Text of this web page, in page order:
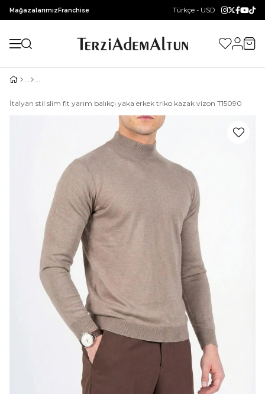
MağazalarımızFranchise Türkçe - USD
İtalyan stil slim fit yarım balıkçı yaka erkek triko kazak vizon T15090